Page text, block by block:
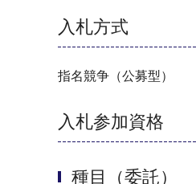
入札方式
指名競争（公募型）
入札参加資格
種目（委託）